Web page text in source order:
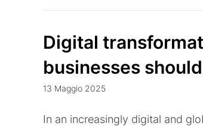
Digital
businesses
13 Maggio 2025
In an increasingly digital and